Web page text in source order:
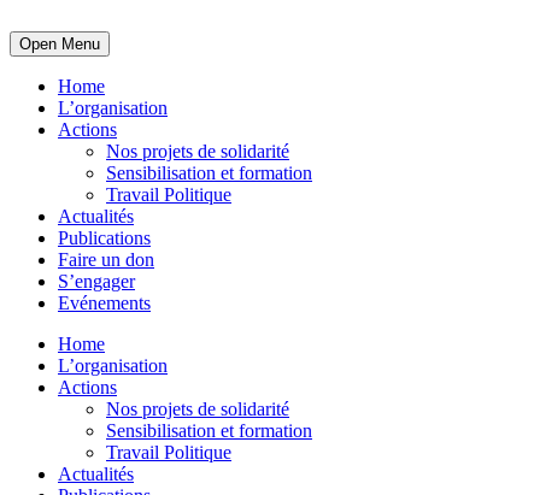
Open Menu
Home
L’organisation
Actions
Nos projets de solidarité
Sensibilisation et formation
Travail Politique
Actualités
Publications
Faire un don
S’engager
Evénements
Home
L’organisation
Actions
Nos projets de solidarité
Sensibilisation et formation
Travail Politique
Actualités